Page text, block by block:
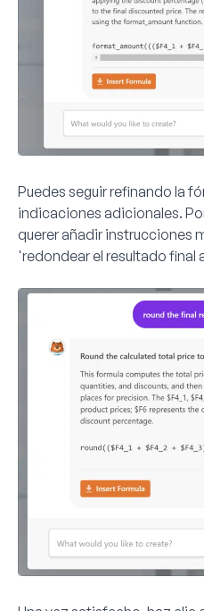
Puedes seguir refinando la
indicaciones adicionales.
querer añadir instrucciones
'redondear el resultado final